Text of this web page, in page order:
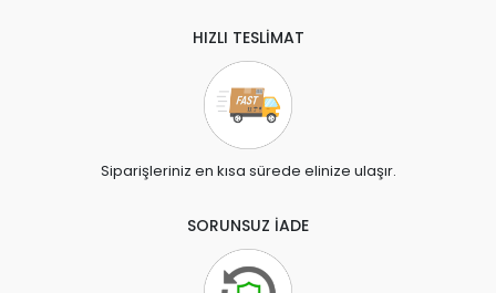
HIZLI TESLİMAT
Siparişleriniz en kısa sürede elinize ulaşır.
SORUNSUZ İADE